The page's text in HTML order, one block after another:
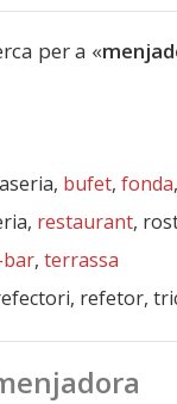
per a «
bufet, fonda,
restaurant,
bar, terrassa
refetor,